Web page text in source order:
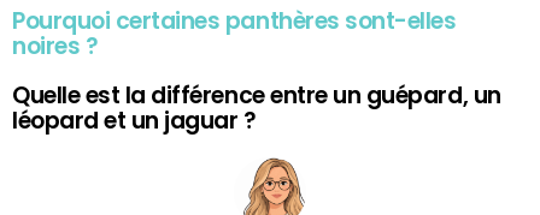
Pourquoi certaines panthères sont-elles
noires ?
Quelle est la différence entre un guépard, un
léopard et un jaguar ?